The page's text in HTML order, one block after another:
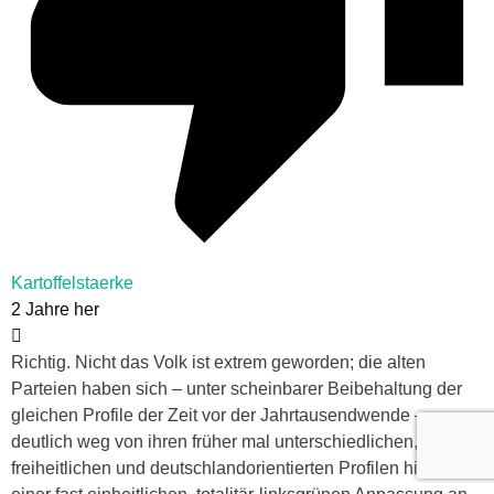
Kartoffelstaerke
2 Jahre her
Richtig. Nicht das Volk ist extrem geworden; die alten
Parteien haben sich – unter scheinbarer Beibehaltung der
gleichen Profile der Zeit vor der Jahrtausendwende –
deutlich weg von ihren früher mal unterschiedlichen, eher
freiheitlichen und deutschlandorientierten Profilen hin zu